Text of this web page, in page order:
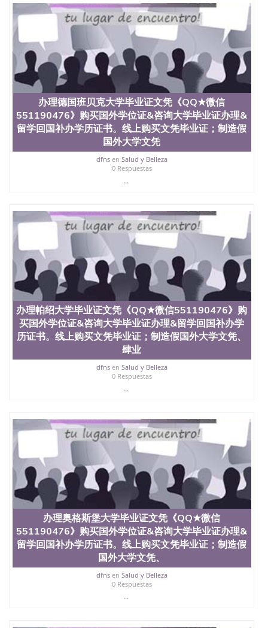
办理德国班贝克大学毕业证文凭《QQ★微信
551190476》购买国外学位证&咨询大学毕业证办理&
留学回国补办学历证书。线上购买文凭毕业证；制造假
国外大学文凭
dfnsen Salud y Belleza
0 Respuestas
...
办理帕绍大学毕业证文凭《QQ★微信551190476》购
买国外学位证&咨询大学毕业证办理&留学回国补办学
历证书。线上购买文凭毕业证；制造假国外大学文凭、
肆业
dfnsen Salud y Belleza
0 Respuestas
...
办理奥格斯堡大学毕业证文凭《QQ★微信
551190476》购买国外学位证&咨询大学毕业证办理&
留学回国补办学历证书。线上购买文凭毕业证；制造假
国外大学文凭、
dfnsen Salud y Belleza
0 Respuestas
...